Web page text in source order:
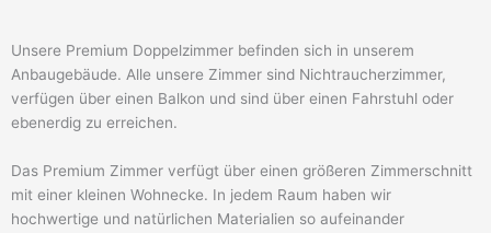
Unsere Premium Doppelzimmer befinden sich in unserem
Anbaugebäude. Alle unsere Zimmer sind Nichtraucherzimmer,
verfügen über einen Balkon und sind über einen Fahrstuhl oder
ebenerdig zu erreichen.
Das Premium Zimmer verfügt über einen größeren Zimmerschnitt
mit einer kleinen Wohnecke. In jedem Raum haben wir
hochwertige und natürlichen Materialien so aufeinander